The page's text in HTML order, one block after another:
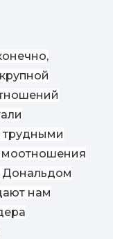
трудными
Дональдом
нам